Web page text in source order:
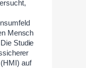
Mensch
Studie
auf